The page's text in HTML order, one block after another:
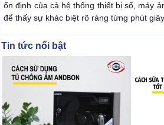
ổn định của cả hệ thống thiết bị số, máy
để thấy sự khác biệt rõ ràng từng phút
Tin tức nổi bật